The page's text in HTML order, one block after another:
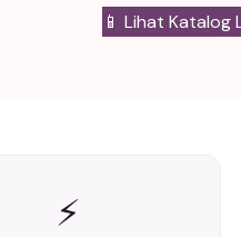
📱 Lihat Katalog
⚡